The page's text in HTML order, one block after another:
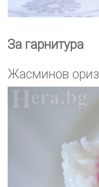
За гарнитура
Жасминов ориз